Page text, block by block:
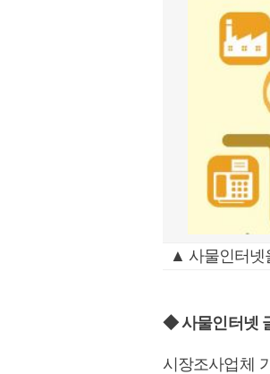
▲ 사물인터넷
◆ 사물인터넷
시장조사업체